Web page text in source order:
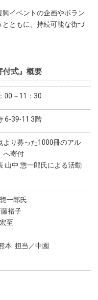
イベントの企画やボラン
ともに、持続可能な街づ
付式』概要
00～11：30
6-39-11 3階
より募った1000冊のアル
へ寄付
山中 惣一郎氏による活動
一郎氏
裕子
至
本 担当／中園